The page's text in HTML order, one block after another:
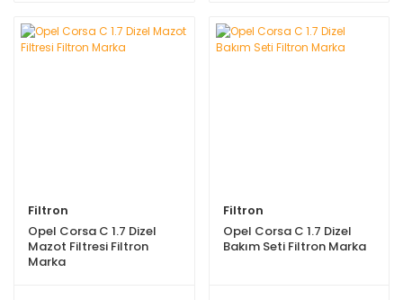
Filtron
Opel Corsa C 1.7 Dizel
Mazot Filtresi Filtron
Marka
Filtron
Opel Corsa C 1.7 Dizel
Bakım Seti Filtron Marka